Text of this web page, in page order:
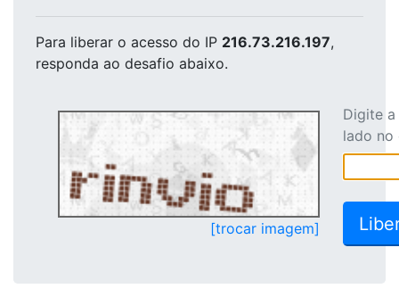
Para liberar o acesso do IP 216.73.216.197,
responda ao desafio abaixo.
[trocar imagem]
Digite
lado no